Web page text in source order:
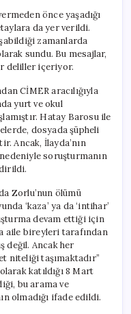
önce yaşadığı
da yer verildi.
zamanlarda
sundu. Bu mesajlar,
deliller içeriyor.
CİMER aracılığıyla
yurt ve okul
Hatay Barosu ile
dosyada şüpheli
Ancak, İlayda’nın
soruşturmanın
Zorlu’nun ölümü
‘kaza’ ya da ‘intihar’
devam ettiği için
aile bireyleri tarafından
değil. Ancak her
niteliği taşımaktadır”
katıldığı 8 Mart
bu arama ve
olmadığı ifade edildi.